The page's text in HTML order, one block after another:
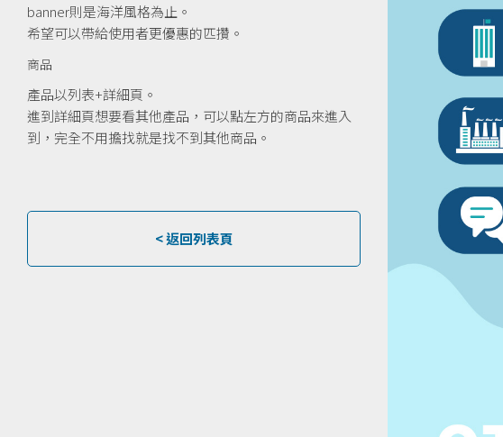
banner則是海洋風格為止。
希望可以帶給使用者更優惠的匹攢。
商品
產品以列表+詳細頁。
進到詳細頁想要看其他產品，可以點左方的商品來進入
到，完全不用擔找就是找不到其他商品。
< 返回列表頁